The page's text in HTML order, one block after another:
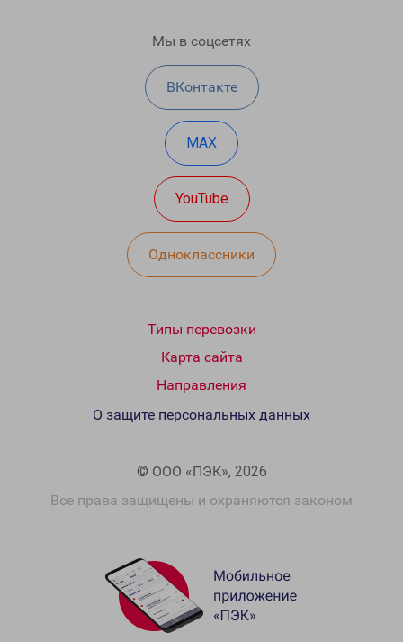
Мы в соцсетях
ВКонтакте
MAX
YouTube
Одноклассники
Типы перевозки
Карта сайта
Направления
© ООО «ПЭК», 2026
Все права защищены и охраняются законом
О защите персональных данных